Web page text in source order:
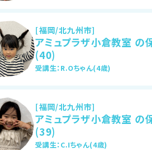
[福岡/北九州市]
アミュプラザ小倉教室 の
(40)
受講生：R.Oちゃん(4歳)
[福岡/北九州市]
アミュプラザ小倉教室 の
(39)
受講生：C.Iちゃん(4歳)